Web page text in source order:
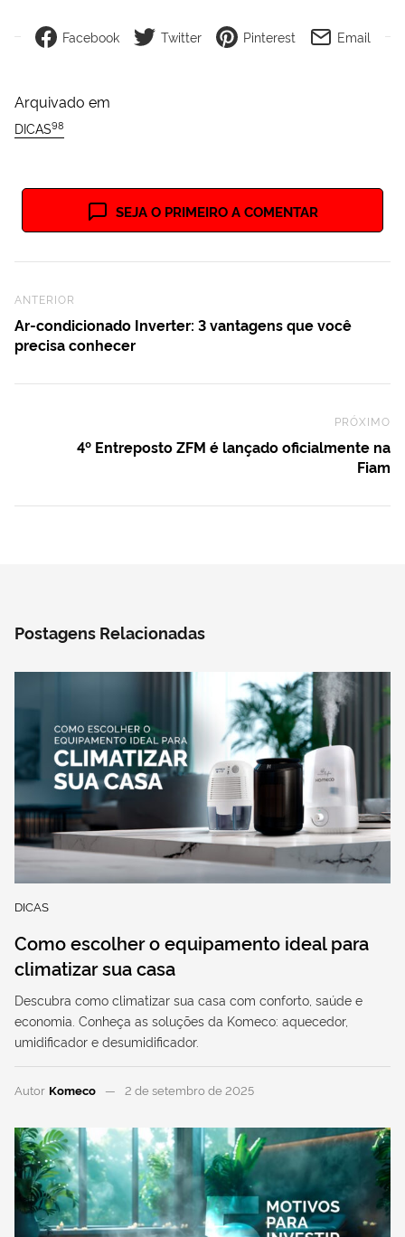
Facebook Twitter Pinterest Email
Arquivado em
DICAS98
SEJA O PRIMEIRO A COMENTAR
Previous Post
ANTERIOR
Ar-condicionado Inverter: 3 vantagens que você
precisa conhecer
PRÓXIMO
4º Entreposto ZFM é lançado oficialmente na
Fiam
Postagens Relacionadas
DICAS
Como escolher o equipamento ideal para
climatizar sua casa
Descubra como climatizar sua casa com conforto, saúde e
economia. Conheça as soluções da Komeco: aquecedor,
umidificador e desumidificador.
Autor Komeco 2 de setembro de 2025